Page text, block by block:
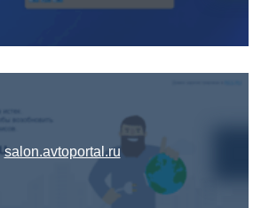
salon.avtoportal.ru